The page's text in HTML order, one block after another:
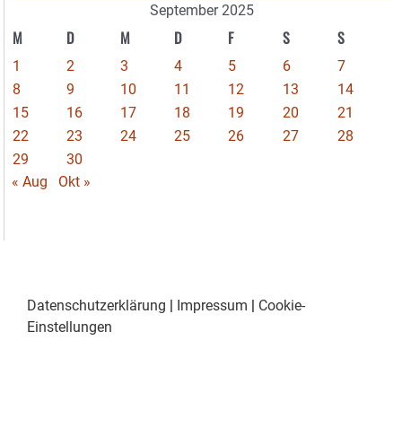
September 2025
M D M D F S S
1 2 3 4 5 6
7
8
9 10 11 12 13
14
15
16 17 18 19 20
21
22
23 24 25 26 27
28
29
30
« Aug
Okt »
Datenschutzerklärung | Impressum | Cookie-
Einstellungen